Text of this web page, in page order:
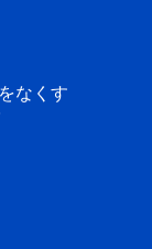
なくす